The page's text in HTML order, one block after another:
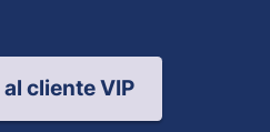
cliente VIP